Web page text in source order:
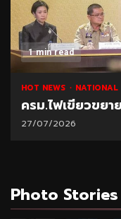
1 min read
HOT NEWS NATIONAL
ครม.ไฟเขียวขย
27/07/2026
Photo Stories